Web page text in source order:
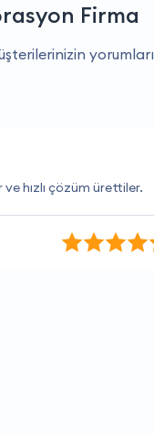
Firma
yorumları
ve mükemmel hizmet.